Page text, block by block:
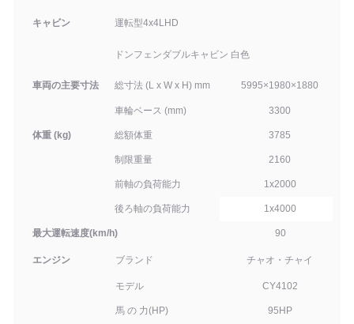
キャビン 運転型4x4LHD
ドンフェンダブルキャビン 白色
車両の主要寸法 総寸法 (L x W x H) mm 5995×1980×1880
車輪ベース (mm) 3300
体重 (kg) 総額体重 3785
制限重量 2160
前軸の負荷能力 1x2000
後ろ軸の負荷能力 1x4000
最大運転速度(km/h) 90
エンジン ブランド チャオ・チャイ
モデル CY4102
馬 の 力(HP) 95 HP